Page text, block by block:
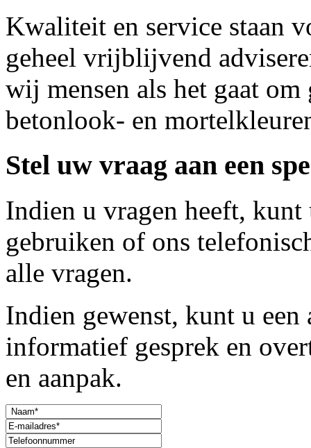
Kwaliteit en service staan
geheel vrijblijvend
wij mensen als het gaat
betonlook- en
Stel uw vraag aan een
Indien u vragen heeft,
gebruiken of ons
alle vragen.
Indien gewenst, kunt u een
informatief gesprek en
en aanpak.